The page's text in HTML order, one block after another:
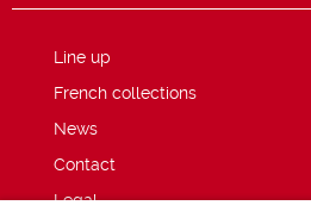
Line up
French collections
News
Contact
Legal